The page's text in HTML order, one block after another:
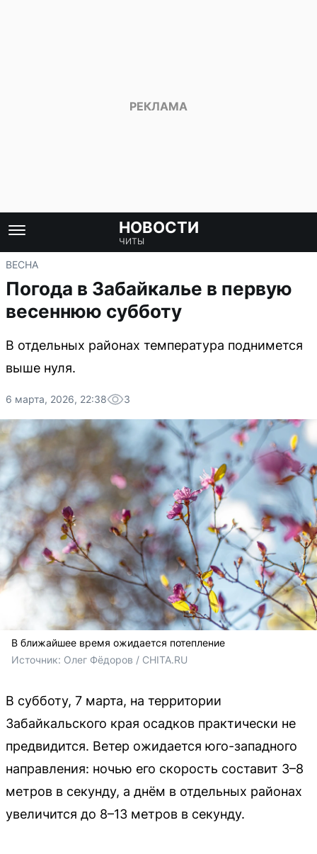
НОВОСТИ
ЧИТЫ
ВЕСНА
Погода в Забайкалье в первую
весеннюю субботу
В отдельных районах температура поднимется
выше нуля.
6 марта, 2026, 22:38 3
В ближайшее время ожидается потепление
Источник: Олег Фёдоров / CHITA.RU
В субботу, 7 марта, на территории
Забайкальского края осадков практически не
предвидится. Ветер ожидается юго-западного
направления: ночью его скорость составит 3–8
метров в секунду, а днём в отдельных районах
увеличится до 8–13 метров в секунду.